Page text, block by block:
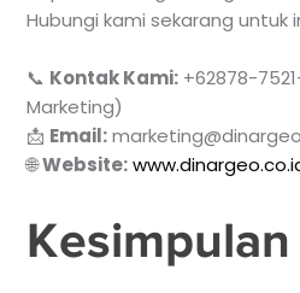
Hubungi kami sekarang untuk
📞 Kontak Kami: +62878-
Marketing)
📩 Email:
🌐Website:
Kesimpulan